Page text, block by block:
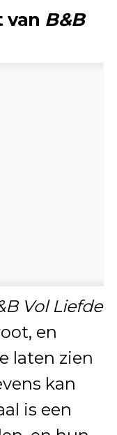
van B&B
Vol Liefde
en
laten zien
kan
is een